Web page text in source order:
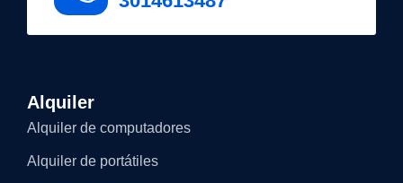
Alquiler
Alquiler de computadores
Alquiler de portátiles